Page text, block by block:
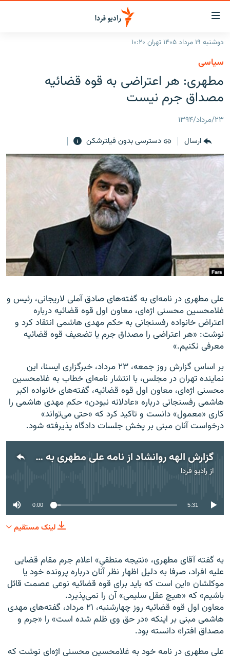
لینک‌های
قابلیت
دسترسی
بازگشت
منوی
اصلی
رفتن
صفحه
جستجو
ایران
جهان
برنامه‌های رادیویی
پادکست
چندرسانه‌ای
گزارش‌های ویدئویی
زنان فردا
دوشنبه ۱۹ مرداد ۱۴۰۵ تهران ۱۰:۲۰
سیاسی
مطهری: هر اعتراضی به قوه قضائیه
مصداق جرم نیست
۲۳/مرداد/۱۳۹۴
ارسال
دسترسی بدون فیلترشکن
علی مطهری در نامه‌ای به گفته‌های صادق آملی لاریجانی، رئیس و
غلامحسین محسنی اژه‌ای، معاون اول قوه قضائیه درباره
اعتراض خانواده رفسنجانی به حکم مهدی هاشمی انتقاد کرد و
نوشت: «هر اعتراضی را مصداق جرم یا تضعیف قوه قضائیه
معرفی نکنیم.»
بر اساس گزارش روز جمعه، ۲۳ مرداد، خبرگزاری ایسنا، این
نماینده تهران در مجلس، با انتشار نامه‌ای خطاب به غلامحسین
محسنی اژه‌ای، معاون اول قوه قضائیه، گفته‌های خانواده اکبر
هاشمی رفسنجانی درباره «عادلانه نبودن» حکم مهدی هاشمی را
کاری «معمول» دانست و تاکید کرد که «حتی می‌تواند»
درخواست آنان مبنی بر پخش جلسات دادگاه پذیرفته شود.
گزارش الهه روانشاد از نامه علی مطهری به مقامات قوه قضاییه ایران را بشنوید
ازرادیو فردا
0:00 5:31
لینک مستقیم
به گفته آقای مطهری، «نتیجه منطقیِ» اعلام جرم مقام قضایی
علیه افراد، صرفا به دلیل اظهار نظر آنان درباره پرونده خود یا
موکلشان «این است که باید برای قوه قضائیه نوعی عصمت قائل
باشیم» که «هیچ عقل سلیمی» آن را نمی‌‌پذیرد.
معاون اول قوه قضائیه روز چهارشنبه، ۲۱ مرداد، گفته‌‌های مهدی
هاشمی مبنی بر اینکه «در حق وی ظلم شده است» را «جرم و
مصداق افترا» دانسته بود.
علی مطهری در نامه خود به غلامحسین محسنی اژه‌ای نوشت که